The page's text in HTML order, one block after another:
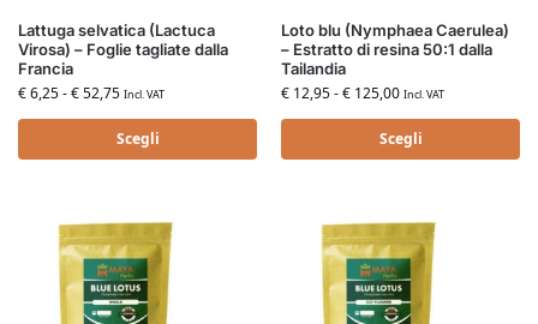
Lattuga selvatica (Lactuca
Virosa) – Foglie tagliate dalla
Francia
€6,25-€52,75 Incl. VAT
Scegli
Loto blu (Nymphaea Caerulea)
– Estratto di resina 50:1 dalla
Tailandia
€ 12,95-€ 125,00 Incl. VAT
Scegli